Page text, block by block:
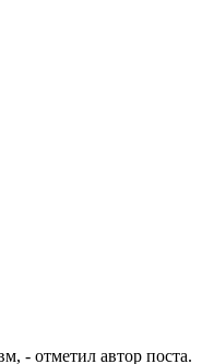
- отметил автор поста.